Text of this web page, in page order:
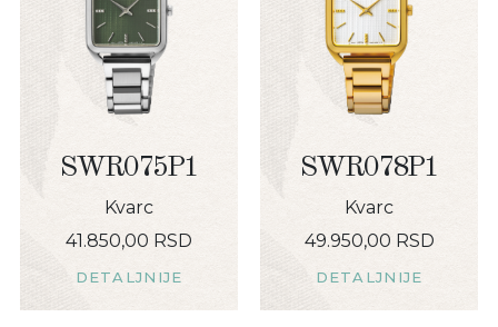
SWR075P1
Kvarc
41.850,00 RSD
DETALJNIJE
SWR078P1
Kvarc
49.950,00 RSD
DETALJNIJE